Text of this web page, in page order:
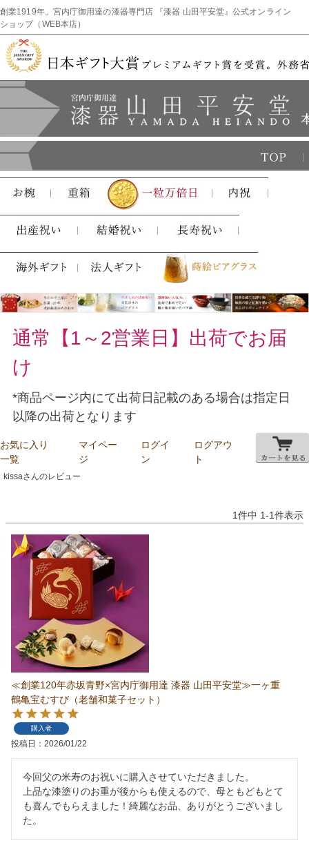
創業1919年。宮内庁御用達の漆器専門店 『漆器 山田平安堂』公式オンライン
ショップ（WEB本店）
通常【1～2営業日】出荷でお届
け
*商品ページ内にて出荷日記載のある場合は指定日
以降の出荷となります
お気に入り
一覧
マイペー
ジ
ログイ
ン
ログアウ
ト
kissaさんのレビュー
1件中 1-1件表示
≪創業120年赤坂青野×宮内庁御用達 漆器 山田平安堂≫一ヶ重
鶴亀宝むすび（老舗和菓子セット）
購入者
投稿日 2026/01/22
今回父の米寿のお祝いに購入させていただきました。
上品な漆塗りのお重が後からも使えるので、母ともどもとて
も喜んでもらえました！綺麗なお品、ありがとうございまし
た。